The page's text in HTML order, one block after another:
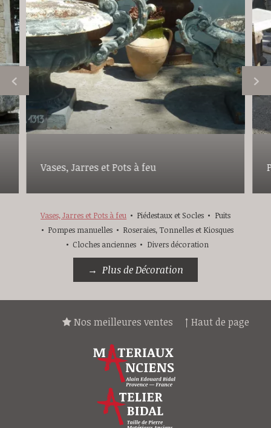
Vases, Jarres et Pots à feu
Vases, Jarres et Pots à feu Piédestaux et Socles
Puits
Pompes manuelles
Roseraies, Tonnelles et Kiosques
Cloches anciennes
Divers décoration
Plus de Décoration
↑ Haut de page
Nos meilleures ventes